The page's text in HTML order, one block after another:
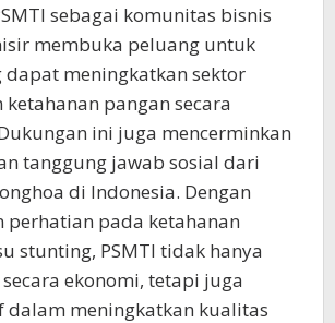
sebagai komunitas bisnis
membuka peluang untuk
dapat meningkatkan sektor
pangan secara
ini juga mencerminkan
tanggung jawab sosial dari
di Indonesia. Dengan
perhatian pada ketahanan
stunting, PSMTI tidak hanya
ekonomi, tetapi juga
dalam meningkatkan kualitas